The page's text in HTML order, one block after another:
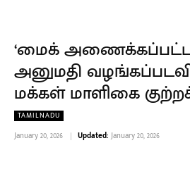
‘மைக்
அனுமதி
மக்கள் மாளிகை
TAMILNADU
January 20, 2026 Updated: January 20, 2026